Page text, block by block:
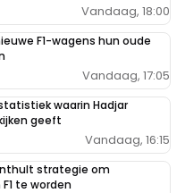
Vandaag, 18:00
F1-wagens hun oude
Vandaag, 17:05
waarin Hadjar
geeft
Vandaag, 16:15
strategie om
te worden